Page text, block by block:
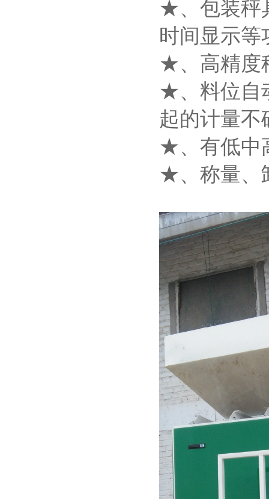
★、包装秤
时间显示等
★、高精度
★、料位自
起的计量不
★、有低中
★、称量、